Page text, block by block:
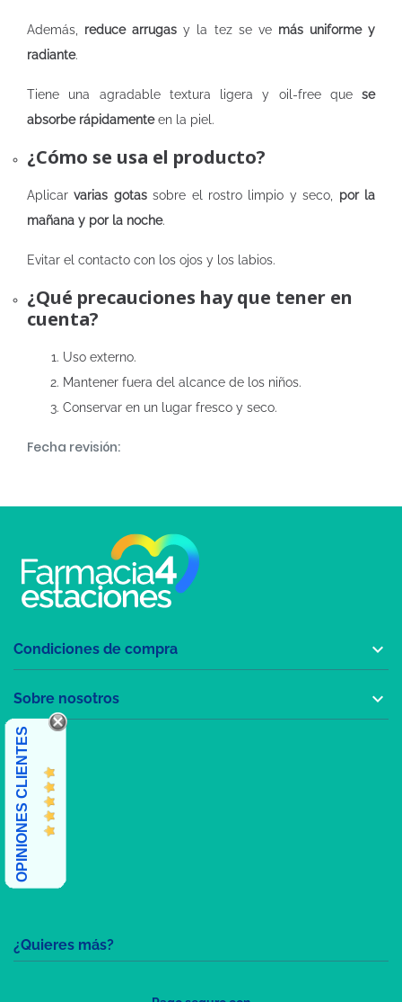
Además, reduce arrugas y la tez se ve más uniforme y
radiante.
Tiene una agradable textura ligera y oil-free quese
absorbe rápidamenteen la piel.​
¿Cómo se usa el producto?
Aplicar varias gotassobre el rostro limpio y seco, por la
mañana y por la noche.
Evitar el contacto con los ojos y los labios.
¿Qué precauciones hay que tener en
cuenta?
Uso externo.
Mantener fuera del alcance de los niños.
Conservar en un lugar fresco y seco.
Fecha revisión:
¿Quieres más?
Condiciones de compra 
Sobre nosotros 
OPINIONES CLIENTES